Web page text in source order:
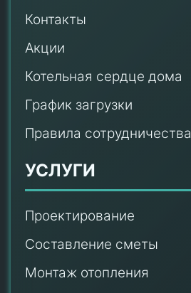
Контакты
Акции
Котельная сердце дома
График загрузки
Правила сотрудничества
УСЛУГИ
Проектирование
Составление сметы
Монтаж отопления